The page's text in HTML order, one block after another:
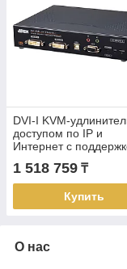
DVI-I KVM-
доступом по IP и
Интернет с
(передатчик)
ATEN
1 518 759 ₸
Купить
О нас